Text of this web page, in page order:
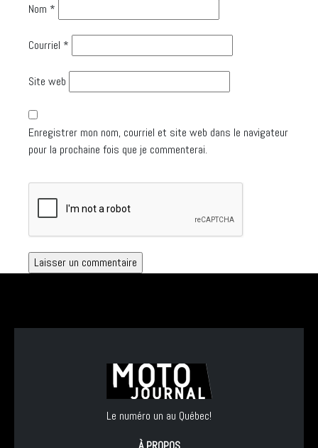
Nom *
Courriel *
Site web
Enregistrer mon nom, courriel et site web dans le navigateur
pour la prochaine fois que je commenterai.
Le numéro un au Québec!